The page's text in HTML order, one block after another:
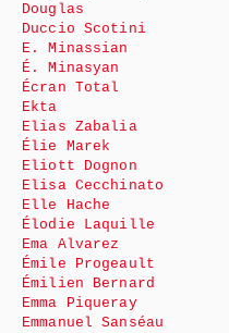
Douglas
Duccio Scotini
E. Minassian
É. Minasyan
Écran Total
Ekta
Elias Zabalia
Élie Marek
Eliott Dognon
Elisa Cecchinato
Elle Hache
Élodie Laquille
Ema Alvarez
Émile Progeault
Émilien Bernard
Emma Piqueray
Emmanuel Sanséau